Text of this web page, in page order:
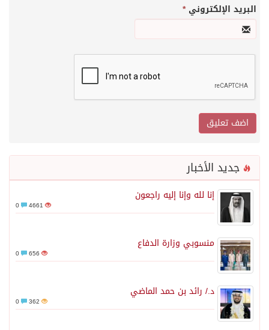
البريد الإلكتروني*
جديد الأخبار
إنا لله وإنا إليه راجعون
4661
منسوبي وزارة الدفاع
656
د./ رائد بن حمد الماضي
362